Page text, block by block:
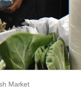
Market